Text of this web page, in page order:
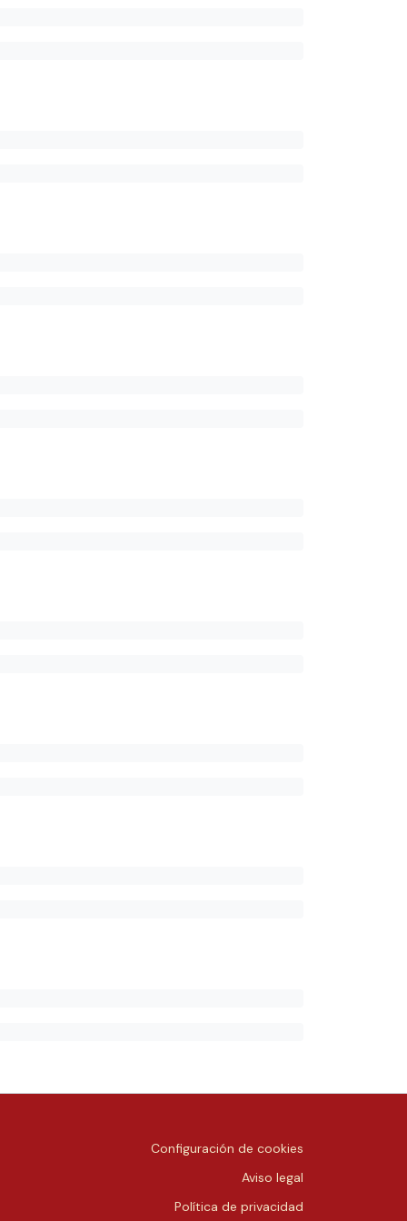
Configuración de cookies
Aviso legal
Política de privacidad